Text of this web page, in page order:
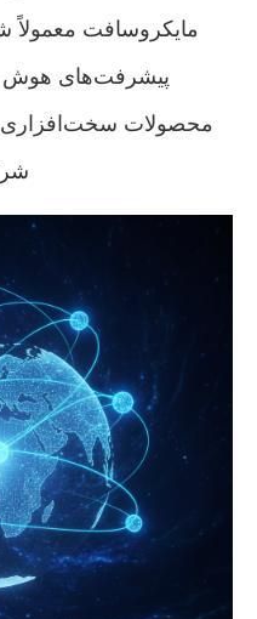
مایکروسافت معمولاً
پیشرفت‌های هوش
محصولات سخت‌افزاری